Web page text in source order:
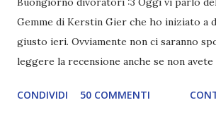
Gemme di Kerstin Gier che ho iniziato a
giusto ieri. Ovviamente non ci saranno
leggere la recensione anche se non
Green sono state delle letture molto
CONDIVIDI 50 COMMENTI